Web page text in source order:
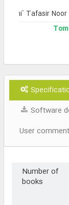
Jami` Tafasir
Software
User
Number of
books